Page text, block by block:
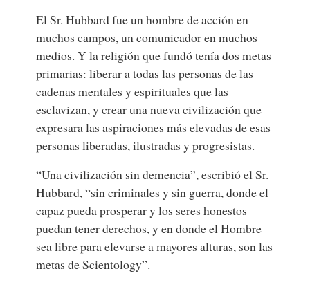
El Sr. Hubbard fue un hombre de acción en
muchos campos, un comunicador en muchos
medios. Y la religión que fundó tenía dos metas
primarias: liberar a todas las personas de las
cadenas mentales y espirituales que las
esclavizan, y crear una nueva civilización que
expresara las aspiraciones más elevadas de esas
personas liberadas, ilustradas y progresistas.
“Una civilización sin demencia”, escribió el Sr.
Hubbard, “sin criminales y sin guerra, donde el
capaz pueda prosperar y los seres honestos
puedan tener derechos, y en donde el Hombre
sea libre para elevarse a mayores alturas, son las
metas de Scientology”.